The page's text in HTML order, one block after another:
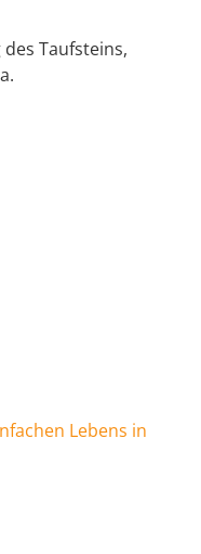
Taufsteins,
Lebens in